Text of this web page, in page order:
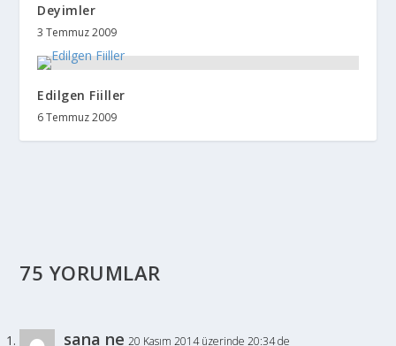
Deyimler
3 Temmuz 2009
Edilgen Fiiller
6 Temmuz 2009
75 YORUMLAR
sana ne 20 Kasım 2014 üzerinde 20:34 de